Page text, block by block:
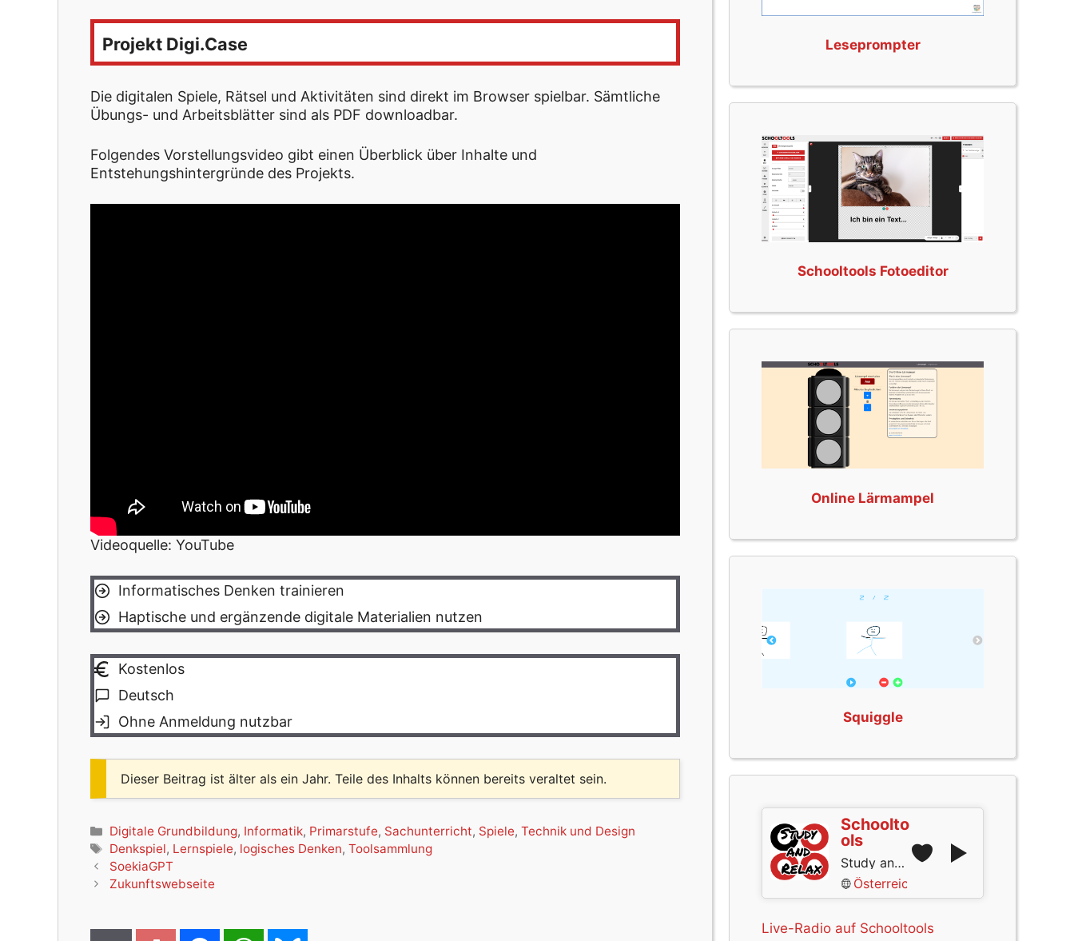
Projekt Digi.Case
Die digitalen Spiele, Rätsel und Aktivitäten sind direkt im Browser spielbar. Sämtliche
Übungs- und Arbeitsblätter sind als PDF downloadbar.
Folgendes Vorstellungsvideo gibt einen Überblick über Inhalte und
Entstehungshintergründe des Projekts.
Videoquelle: YouTube
Informatisches Denken trainieren
Haptische und ergänzende digitale Materialien nutzen
Kostenlos
Deutsch
Ohne Anmeldung nutzbar
Dieser Beitrag ist älter als ein Jahr. Teile des Inhalts können bereits veraltet sein.
Kategorien
Digitale Grundbildung, Informatik, Primarstufe, Sachunterricht, Spiele,Technik und Design
Schlagwörter
Denkspiel, Lernspiele, logisches Denken,Toolsammlung
SoekiaGPT
Zukunftswebseite
Leseprompter
Schooltools Fotoeditor
Online Lärmampel
Squiggle
Schoolto
ols
Study and Relax
Österreich
Live-Radio auf Schooltools